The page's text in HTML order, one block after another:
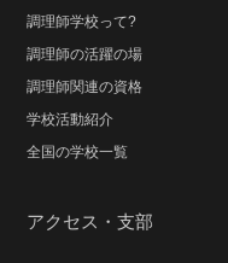
調理師学校って?
調理師の活躍の場
調理師関連の資格
学校活動紹介
全国の学校一覧
アクセス・支部